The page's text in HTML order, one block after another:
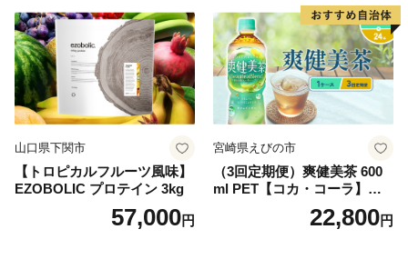
産 シリカ ミネラル 美容 備蓄
防災 長期保存 富士山 山梨県
忍野村
山口県下関市
【トロピカルフルーツ風味】
EZOBOLIC プロテイン 3kg
57,000円
宮崎県えびの市
（3回定期便）爽健美茶 600
ml PET【コカ・コーラ】ペ
ットボトル 1ケース(24本) 定
期便 3回(72本) セット お茶
22,800円